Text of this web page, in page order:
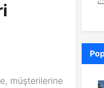
müşterilerine